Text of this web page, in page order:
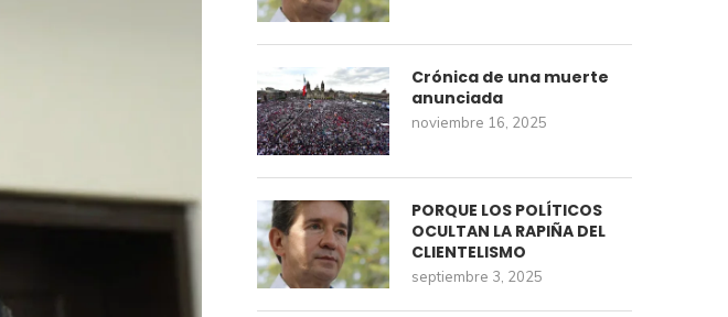
Crónica de una muerte
anunciada
noviembre 16, 2025
PORQUE LOS POLÍTICOS
OCULTAN LA RAPIÑA DEL
CLIENTELISMO
septiembre 3, 2025